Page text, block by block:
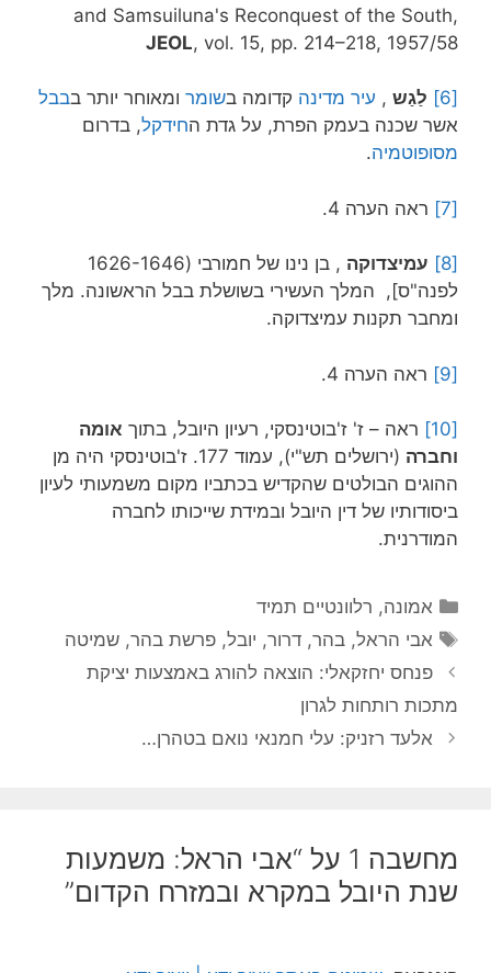
and Samsuiluna's Reconquest of the South,
JEOL, vol. 15, pp. 214–218, 1957/58
[6] לַגַש , עיר מדינה קדומה בשומר ומאוחר יותר בבבל
אשר שכנה בעמק הפרת, על גדת החידקל, בדרום
מסופוטמיה.
[7] ראה הערה 4.
[8] עמיצדוקה
, בן נינו של חמורבי (1626-1646
לפנה"ס], המלך העשירי בשושלת בבל הראשונה. מלך
ומחבר תקנות עמיצדוקה.
[9] ראה הערה 4.
[10] ראה – ז' ז'בוטינסקי, רעיון היובל, בתוך אומה
וחברה
(ירושלים תש"י), עמוד 177. ז'בוטינסקי היה מן
ההוגים הבולטים שהקדיש בכתביו מקום משמעותי לעיון
ביסודותיו של דין היובל ובמידת שייכותו לחברה
המודרנית.
קטגוריות
אמונה, רלוונטיים תמיד
תגיות
אבי הראל,בהר,דרור, יובל,פרשת בהר,שמיטה
פנחס יחזקאלי: הוצאה להורג באמצעות יציקת
מתכות רותחות לגרון
אלעד רזניק: עלי חמנאי נואם בטהרן…
מחשבה 1 על “אבי הראל: משמעות
שנת היובל במקרא ובמזרח הקדום”